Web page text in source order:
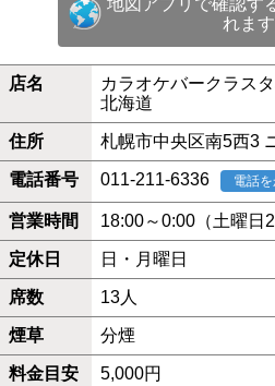
れま
店名
カラオケバークラス
北海道
住所 札幌市中央区南5西3
電話番号 011-211-6336 電話
営業時間 18:00～0:00（土曜日
定休日 日・月曜日
席数 13人
煙草 分煙
料金目安 5,000円